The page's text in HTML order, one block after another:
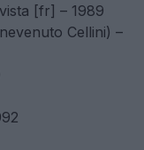
[fr] – 1989
Cellini) –